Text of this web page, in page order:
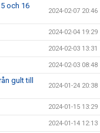
och 16
2024-02-07 20:46
2024-02-04 19:29
2024-02-03 13:31
2024-02-03 08:48
gult till
2024-01-24 20:38
2024-01-15 13:29
2024-01-14 12:13